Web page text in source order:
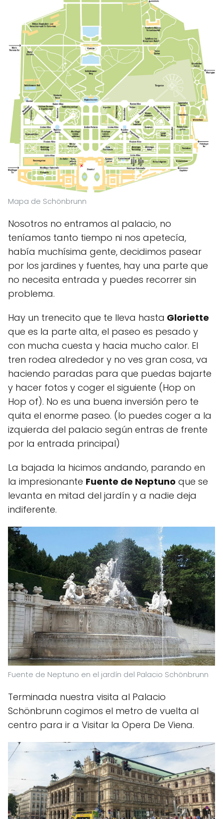
Mapa de Schönbrunn
Nosotros no entramos al palacio, no
teníamos tanto tiempo ni nos apetecía,
había muchísima gente, decidimos pasear
por los jardines y fuentes, hay una parte que
no necesita entrada y puedes recorrer sin
problema.
Hay un trenecito que te lleva hasta Gloriette
que es la parte alta, el paseo es pesado y
con mucha cuesta y hacia mucho calor. El
tren rodea alrededor y no ves gran cosa, va
haciendo paradas para que puedas bajarte
y hacer fotos y coger el siguiente (Hop on
Hop of). No es una buena inversión pero te
quita el enorme paseo. (lo puedes coger a la
izquierda del palacio según entras de frente
por la entrada principal)
La bajada la hicimos andando, parando en
la impresionante Fuente de Neptuno que se
levanta en mitad del jardín y a nadie deja
indiferente.
Fuente de Neptuno en el jardín del Palacio Schönbrunn
Terminada nuestra visita al Palacio
Schönbrunn cogimos el metro de vuelta al
centro para ir a Visitar la Opera De Viena.